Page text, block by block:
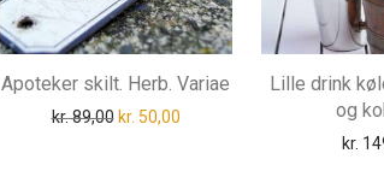
Apoteker skilt. Herb. Variae
kr.89,00 Den oprindelige pris var: kr. 89,00.
kr. 50,00Den aktuelle pris er: kr.
Lille drink
og
kr.